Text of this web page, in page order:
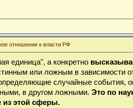
отношение к власти РФ
единица", а конкретно
или ложным в зависимости
случайные события,
в другом ложными. Это по
из этой сферы.